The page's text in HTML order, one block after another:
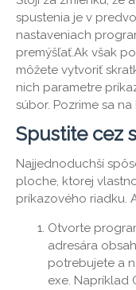
spustenia je v
nastaveniach
premýšľať.Ak však
môžete vytvoriť
nich parametre
súbor. Pozrime sa
Spustite cez
Najjednoduchší
ploche, ktorej
príkazového riadku.
Otvorte
adresára
potrebujete a
exe. Napríklad